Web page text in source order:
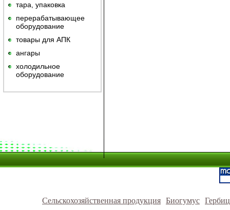
тара, упаковка
перерабатывающее
оборудование
товары для АПК
ангары
холодильное
оборудование
Сельскохозяйственная продукция Биогумус